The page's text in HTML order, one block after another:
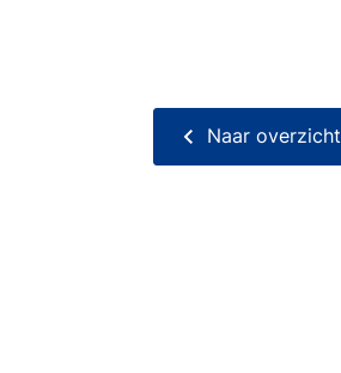
Naar overzicht